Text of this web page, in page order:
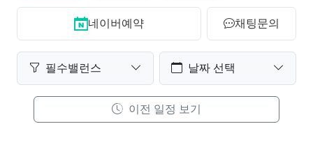
네이버예약 채팅문의
필수밸런스 날짜 선택
이전 일정 보기